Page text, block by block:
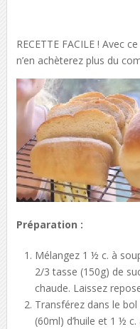
RECETTE FACILE ! Avec
n’en achèterez plus du
Préparation :
Mélangez 1 ½ c. à
2/3 tasse (150g) de
chaude. Laissez
Transférez dans le
(60ml) d’huile et 1 ½